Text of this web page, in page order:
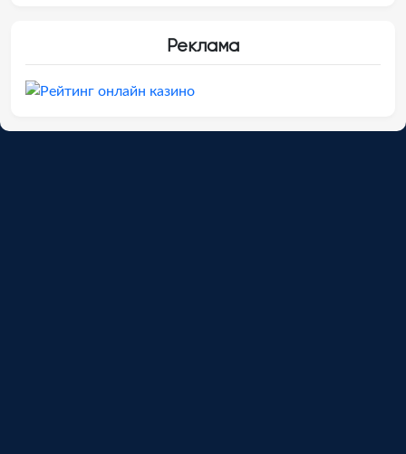
Реклама